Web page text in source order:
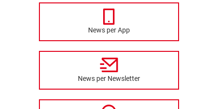
News per App
News per Newsletter